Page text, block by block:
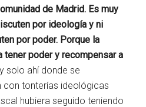
de Madrid. Es muy
por ideología y ni
por poder. Porque la
tener poder y recompensar a
solo ahí donde se
con tonterías ideológicas
hubiera seguido teniendo